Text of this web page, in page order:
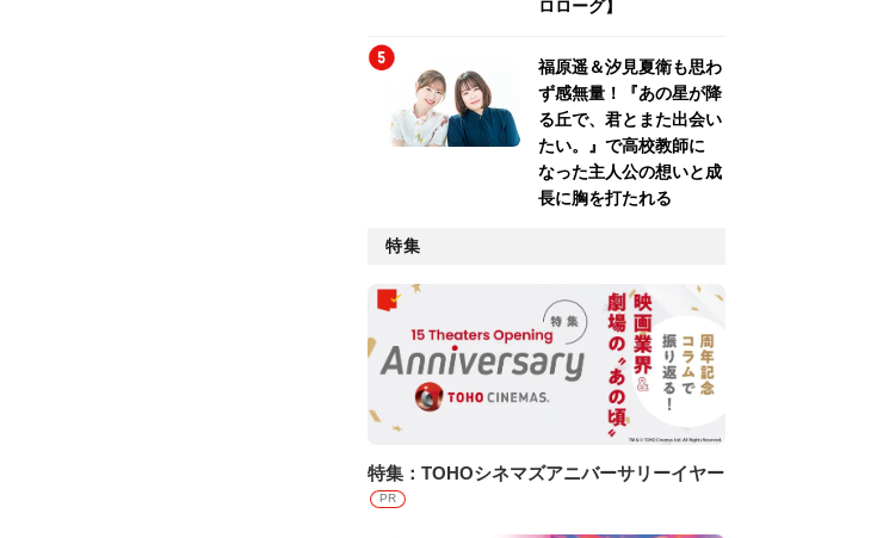
ロローグ】
福原遥＆汐見夏衛も思わ
ず感無量！『あの星が降
る丘で、君とまた出会い
たい。』で高校教師に
なった主人公の想いと成
長に胸を打たれる
特集
特集：TOHOシネマズアニバーサリーイヤー
PR